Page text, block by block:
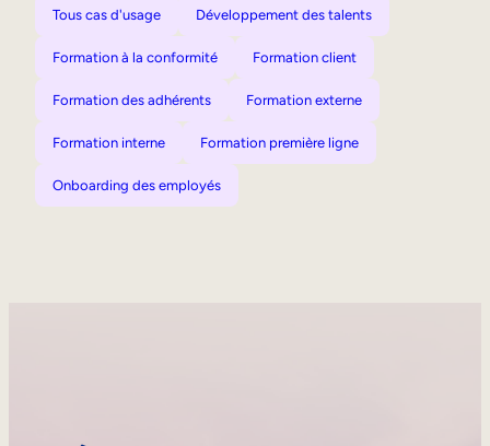
Tous cas d'usage Développement des talents
Formation à la conformité Formation client
Formation des adhérents Formation externe
Formation interne Formation première ligne
Onboarding des employés